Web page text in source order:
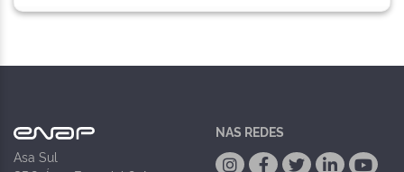
Asa Sul
NAS REDES